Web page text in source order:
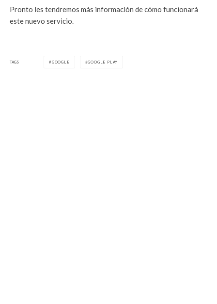
Pronto les tendremos más información de cómo funcionará
este nuevo servicio.
TAGS GOOGLE GOOGLE PLAY